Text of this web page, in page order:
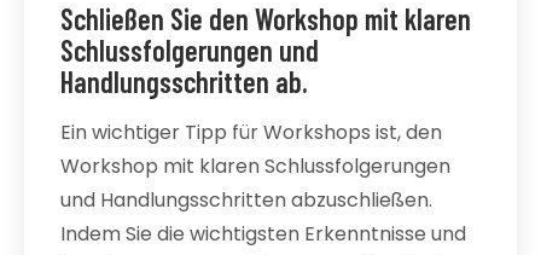
Schließen Sie den Workshop mit klaren
Schlussfolgerungen und
Handlungsschritten ab.
Ein wichtiger Tipp für Workshops ist, den
Workshop mit klaren Schlussfolgerungen
und Handlungsschritten abzuschließen.
Indem Sie die wichtigsten Erkenntnisse und